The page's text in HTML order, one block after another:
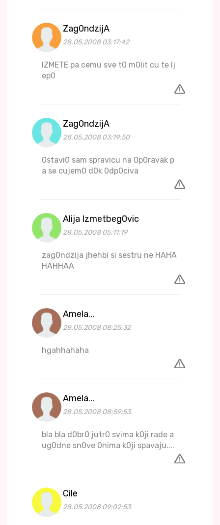
Zag0ndzijA
28.05.2008 03:17:42
IZMETE pa cemu sve t0 m0lit cu te lj
ep0
Zag0ndzijA
28.05.2008 03:19:50
0stavi0 sam spravicu na 0p0ravak p
a se cujem0 d0k 0dp0civa
Alija Izmetbeg0vic
28.05.2008 05:11:19
zag0ndzija jhehbi si sestru ne HAHA
HAHHAA
Amela...
28.05.2008 08:25:32
hgahhahaha
Amela...
28.05.2008 08:59:53
bla bla d0br0 jutr0 svima k0ji rade a
ug0dne sn0ve 0nima k0ji spavaju....
Cile
28.05.2008 09:02:53